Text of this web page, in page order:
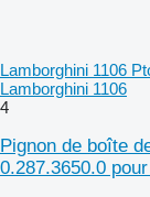
Lamborghini 1106
Lamborghini 1106
4
Pignon de boîte
0.287.3650.0